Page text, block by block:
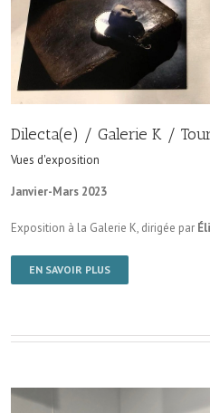
Dilecta(e) / Galerie K /
Vues d'exposition
Janvier-Mars 2023
Exposition à la Galerie K, dirigée par
EN SAVOIR PLUS